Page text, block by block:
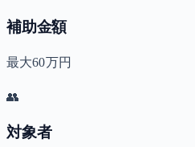
補助金額
最大60万円
👥
対象者